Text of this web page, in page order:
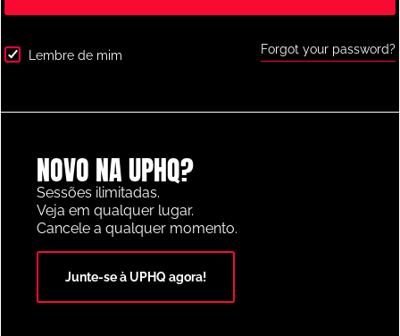
Attacking Drill
PLATAFORMA DE RECURSOS FUTEBOL DO ANO 2025
Lembre de mim Forgot your password?
NOVO NA UPHQ?
Sessões ilimitadas.
Veja em qualquer lugar.
Cancele a qualquer momento.
Junte-se à UPHQ agora!